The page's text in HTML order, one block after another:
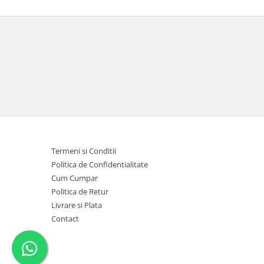
Termeni si Conditii
Politica de Confidentialitate
Cum Cumpar
Politica de Retur
Livrare si Plata
Contact